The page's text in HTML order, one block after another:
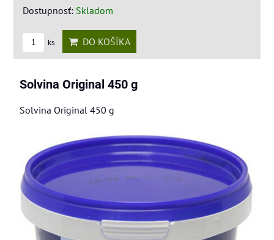
Dostupnosť: Skladom
ks DO KOŠÍKA
Solvina Original 450 g
Solvina Original 450 g